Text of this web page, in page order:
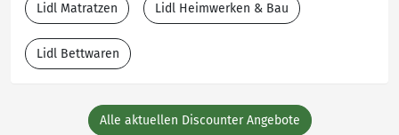
Lidl Matratzen Lidl Heimwerken & Bau
Lidl Bettwaren
Alle aktuellen Discounter Angebote